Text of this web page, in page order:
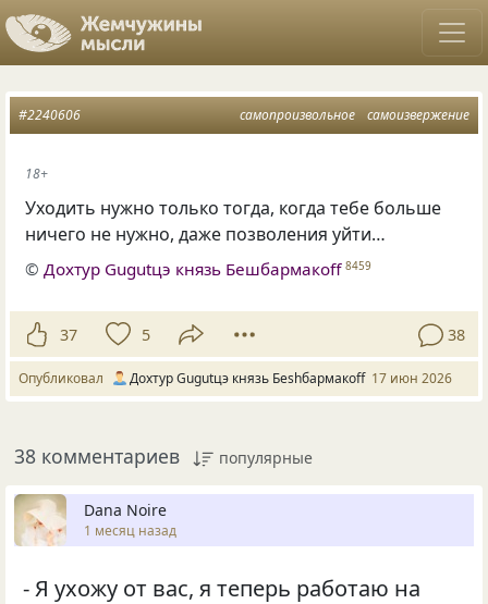
самопроизвольное самоизвержение
#2240606
18+
Уходить нужно только тогда, когда тебе больше
ничего не нужно, даже позволения уйти…
©Дохтур Gugutцэ князь Бешбармакоff 8459
37 5 38
Опубликовал Дохтур Gugutцэ князь Беshбармакоff 17 июн 2026
38 комментариев популярные
Dana Noire
1 месяц назад
- Я ухожу от вас, я теперь работаю на